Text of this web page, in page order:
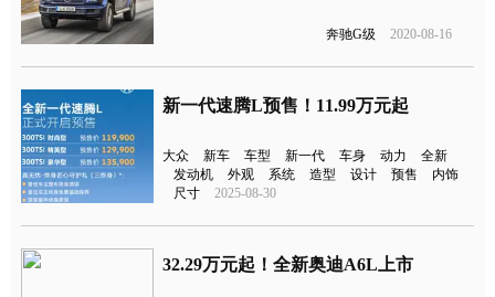
奔驰G级 2020-08-16
新一代速腾L预售！11.99万元起
大众 新车 车型 新一代 车身 动力
全新
发动机
外观 系统 造型 设计 预售
内饰
尺寸
2025-08-30
32.29万元起！全新奥迪A6L上市